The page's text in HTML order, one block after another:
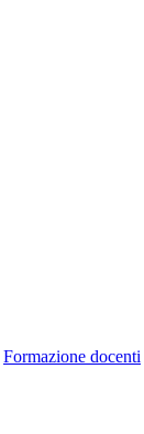
Formazione docenti